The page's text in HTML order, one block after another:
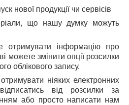
нової продукції чи сервісів
що нашу думку можуть
інформацію про
можете змінити опції розсилки
облікового запису.
ніяких електронних
від розсилки за
або просто написати нам